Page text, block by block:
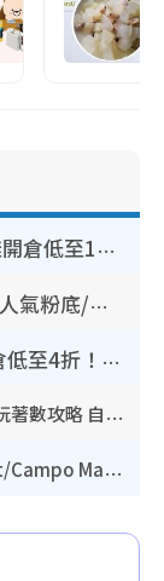
開倉優惠 | 尖沙咀海港城名牌波鞋開倉低至1折！On鞋$899起／Joy&Peace鞋履$98起
CHANEL美妝限時減價低至3折！人氣粉底/唇膏/精華液低至$275！COCO香水都有平
開倉優惠｜尖沙咀名牌行李箱開倉低至4折！一連5日 American Tourister/ace./Hallmark $200起！
【8月生日優惠2026】全港85大食買玩著數攻略 自助餐/火鍋放題同行免費＋誠品/DONKI送現金券
開倉優惠｜銅鑼灣時代廣場Doughnut/Campo Marzio開倉低至1折！背囊、書包、手袋劈價$200起